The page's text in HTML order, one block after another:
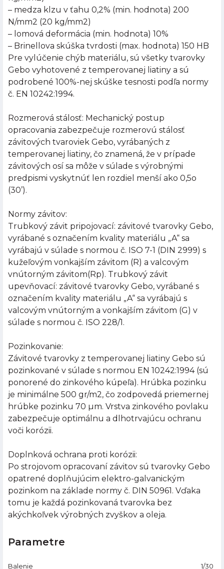
– medza klzu v ťahu 0,2% (min. hodnota) 200
N/mm2 (20 kg/mm2)
– lomová deformácia (min. hodnota) 10%
– Brinellova skúška tvrdosti (max. hodnota) 150 HB
Pre vylúčenie chýb materiálu, sú všetky tvarovky
Gebo vyhotovené z temperovanej liatiny a sú
podrobené 100%-nej skúške tesnosti podľa normy
č. EN 10242:1994.
Rozmerová stálosť: Mechanický postup
opracovania zabezpečuje rozmerovú stálosť
závitových tvaroviek Gebo, vyrábaných z
temperovanej liatiny, čo znamená, že v prípade
závitových osí sa môže v súlade s výrobnými
predpismi vyskytnúť len rozdiel menší ako 0,5o
(30’).
Normy závitov:
Trubkový závit pripojovací: závitové tvarovky Gebo,
vyrábané s označením kvality materiálu „A“ sa
vyrábajú v súlade s normou č. ISO 7-1 (DIN 2999) s
kužeľovým vonkajším závitom (R) a valcovým
vnútorným závitom(Rp). Trubkový závit
upevňovací: závitové tvarovky Gebo, vyrábané s
označením kvality materiálu „A“ sa vyrábajú s
valcovým vnútorným a vonkajším závitom (G) v
súlade s normou č. ISO 228/1.
Pozinkovanie:
Závitové tvarovky z temperovanej liatiny Gebo sú
pozinkované v súlade s normou EN 10242:1994 (sú
ponorené do zinkového kúpeľa). Hrúbka pozinku
je minimálne 500 gr/m2, čo zodpovedá priemernej
hrúbke pozinku 70 µm. Vrstva zinkového povlaku
zabezpečuje optimálnu a dlhotrvajúcu ochranu
voči korózii.
Doplnková ochrana proti korózii:
Po strojovom opracovaní závitov sú tvarovky Gebo
opatrené doplňujúcim elektro-galvanickým
pozinkom na základe normy č. DIN 50961. Vďaka
tomu je každá pozinkovaná tvarovka bez
akýchkoľvek výrobných zvyškov a oleja.
Parametre
Balenie 1/30